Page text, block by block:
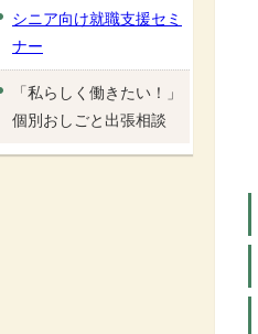
シニア向け就職支援セミ
ナー
「私らしく働きたい！」
個別おしごと出張相談